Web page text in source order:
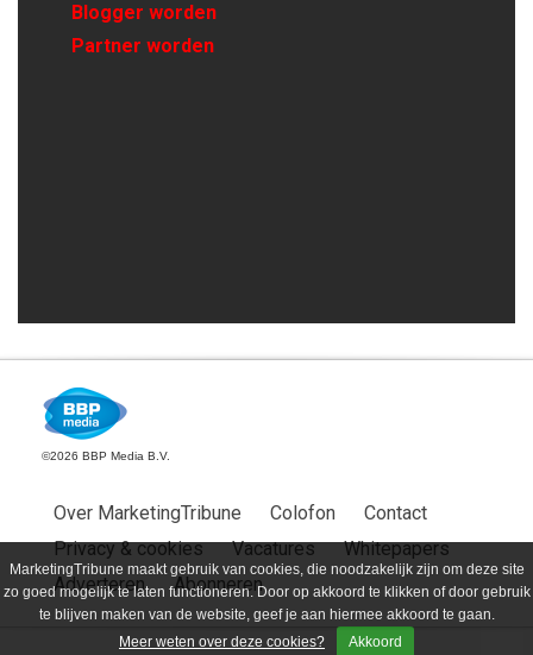
MarketingTribune maakt gebruik van cookies, die noodzakelijk zijn om deze site
zo goed mogelijk te laten functioneren. Door op akkoord te klikken of door gebruik
te blijven maken van de website, geef je aan hiermee akkoord te gaan.
Meer weten over deze cookies?
Akkoord
Blogger worden
Partner worden
©2026 BBP Media B.V.
Over MarketingTribune Colofon
Contact
Privacy & cookies
Vacatures
Whitepapers
Adverteren
Abonneren